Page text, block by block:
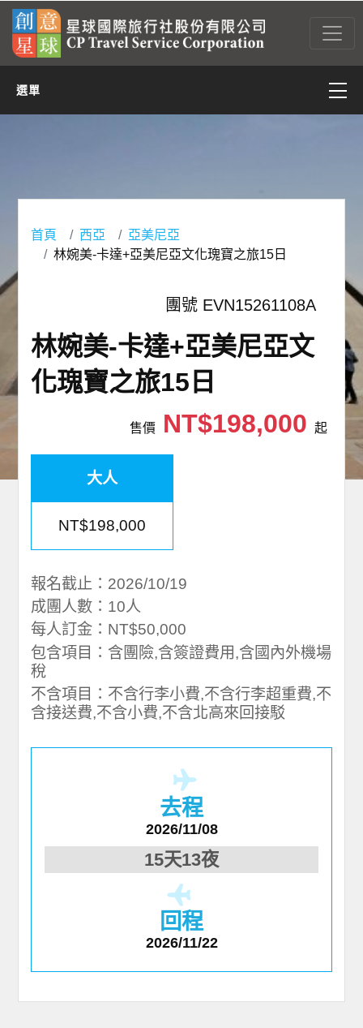
選單
美洲
首頁 西亞
亞美尼亞
林婉美-卡達+亞美尼亞文化瑰寶之旅15日
團號 EVN15261108A
林婉美-卡達+亞美尼亞文
化瑰寶之旅15日
售價NT$198,000 起
大人
NT$198,000
報名截止：2026/10/19
成團人數：10人
每人訂金：NT$50,000
包含項目：含團險,含簽證費用,含國內外機場
稅
不含項目：不含行李小費,不含行李超重費,不
含接送費,不含小費,不含北高來回接駁
去程
2026/11/08
15天13夜
回程
2026/11/22